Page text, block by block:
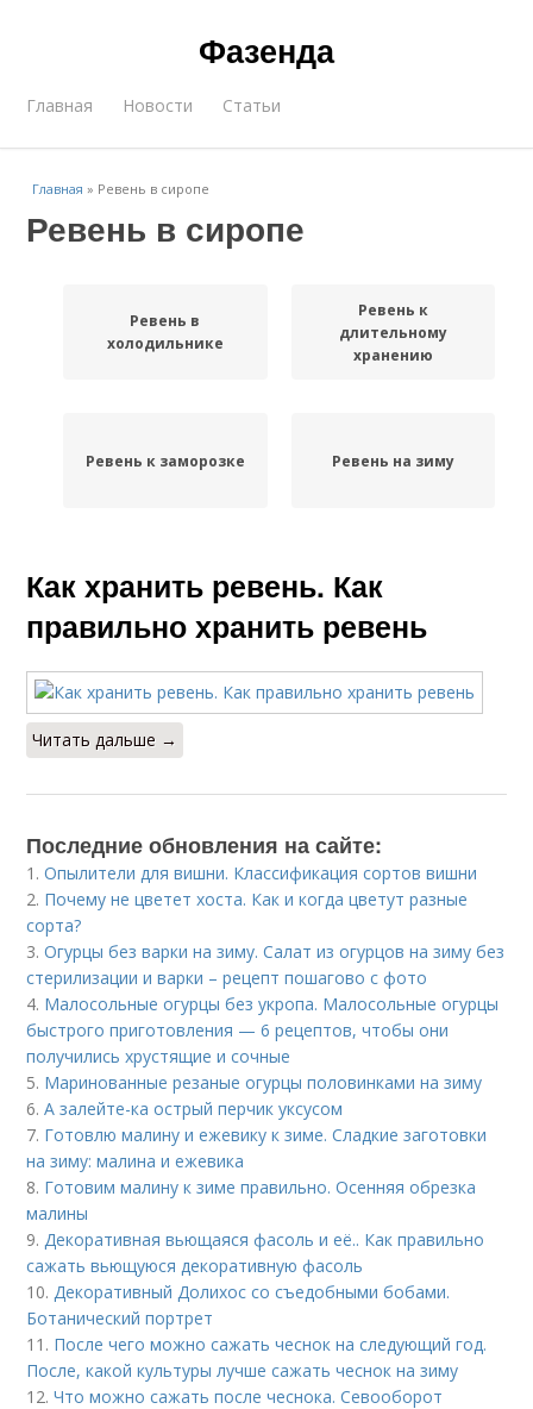
Фазенда
Главная Новости Статьи
Главная » Ревень в сиропе
Ревень в сиропе
Ревень в
холодильнике
Ревень к
длительному
хранению
Ревень к заморозке Ревень на зиму
Как хранить ревень. Как
правильно хранить ревень
Читать дальше →
Последние обновления на сайте:
1.Опылители для вишни. Классификация сортов вишни
2. Почему не цветет хоста. Как и когда цветут разные
сорта?
3.Огурцы без варки на зиму. Салат из огурцов на зиму без
стерилизации и варки – рецепт пошагово с фото
4. Малосольные огурцы без укропа. Малосольные огурцы
быстрого приготовления — 6 рецептов, чтобы они
получились хрустящие и сочные
5. Маринованные резаные огурцы половинками на зиму
6.А залейте-ка острый перчик уксусом
7. Готовлю малину и ежевику к зиме. Сладкие заготовки
на зиму: малина и ежевика
8. Готовим малину к зиме правильно. Осенняя обрезка
малины
9.Декоративная вьющаяся фасоль и её.. Как правильно
сажать вьющуюся декоративную фасоль
10.Декоративный Долихос со съедобными бобами.
Ботанический портрет
11. После чего можно сажать чеснок на следующий год.
После, какой культуры лучше сажать чеснок на зиму
12.Что можно сажать после чеснока. Севооборот